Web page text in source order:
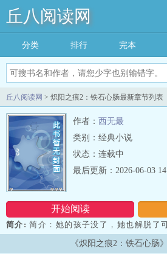
丘八阅读网
分类 排行 完本
丘八阅读网 > 炽阳之痕2：铁石心肠最新章节列表
作者： 西无最
类别：经典小说
状态：连载中
开始阅读
最后更新：2026-06-03
简介: 简介：她的孩子没了，她也解脱了
人的铁石心肠。——电视里，新闻播放着
机传回来的画面尽是灰烬。他放弃了那里
《炽阳之痕2：铁石心肠